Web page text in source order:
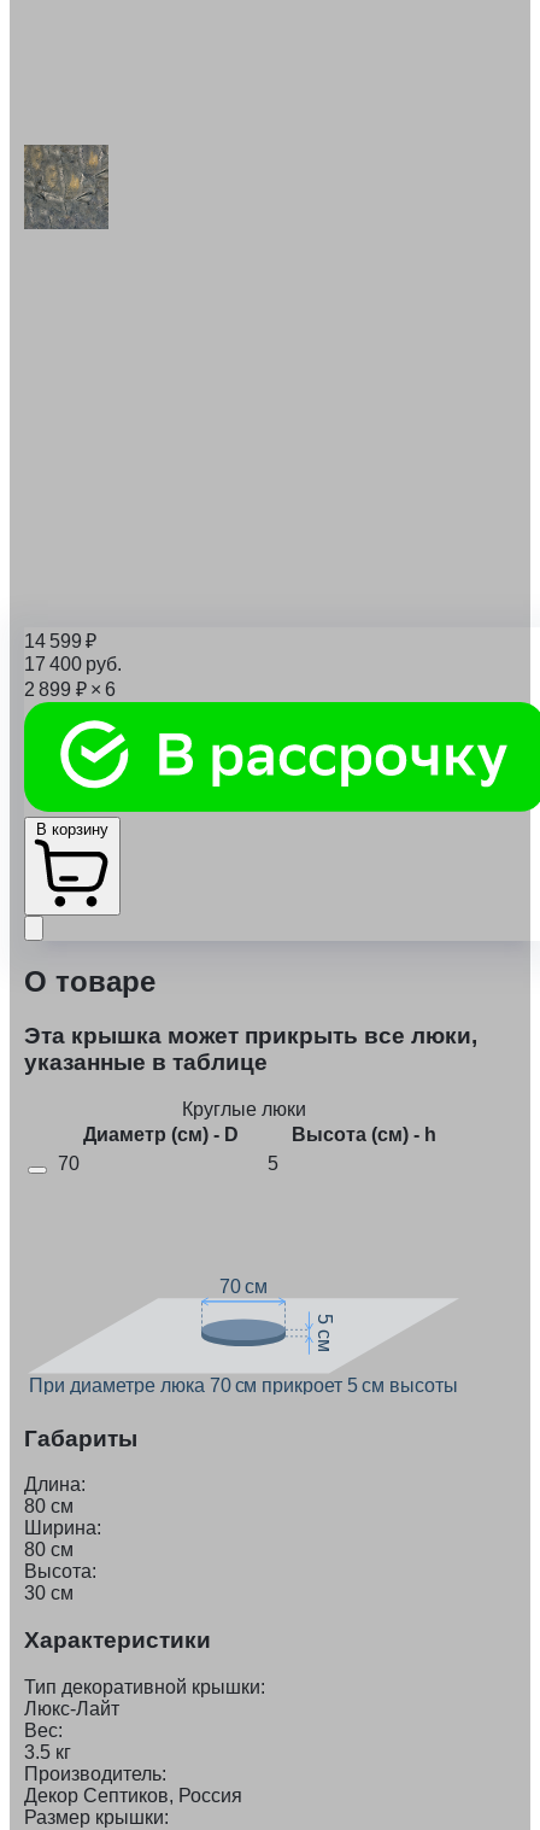
14 599 ₽
17 400 руб.
2 899 ₽ × 6
О товаре
Эта крышка может прикрыть все люки,
указанные в таблице
Круглые люки
Диаметр (см) - D
Высота (см) - h
70
5
70 см
5 см
При диаметре люка 70 см прикроет 5 см высоты
Габариты
Длина:
80 см
Ширина:
80 см
Высота:
30 см
Характеристики
Тип декоративной крышки:
Люкс-Лайт
Вес:
3.5 кг
Производитель:
Декор Септиков, Россия
Размер крышки: